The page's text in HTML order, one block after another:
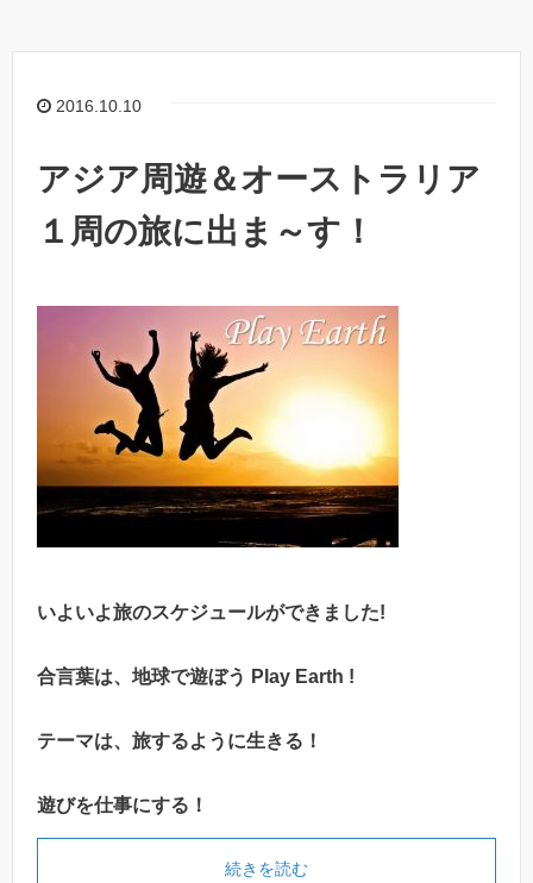
2016.10.10
アジア周遊＆オーストラリア
１周の旅に出ま～す！
いよいよ旅のスケジュールができました!
合言葉は、地球で遊ぼう Play Earth !
テーマは、旅するように生きる！
遊びを仕事にする！
続きを読む